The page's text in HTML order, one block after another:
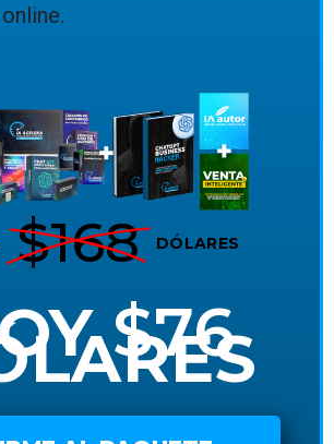
$168 DÓLARES
$76